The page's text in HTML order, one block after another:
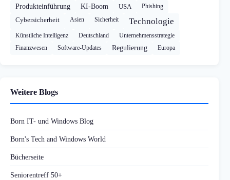
Produkteinführung KI-Boom USA Phishing
Cybersicherheit Asien Sicherheit Technologie
Künstliche Intelligenz Deutschland
Unternehmensstrategie
Finanzwesen
Software-Updates Regulierung Europa
Weitere Blogs
Born IT- und Windows Blog
Born's Tech and Windows World
Bücherseite
Seniorentreff 50+